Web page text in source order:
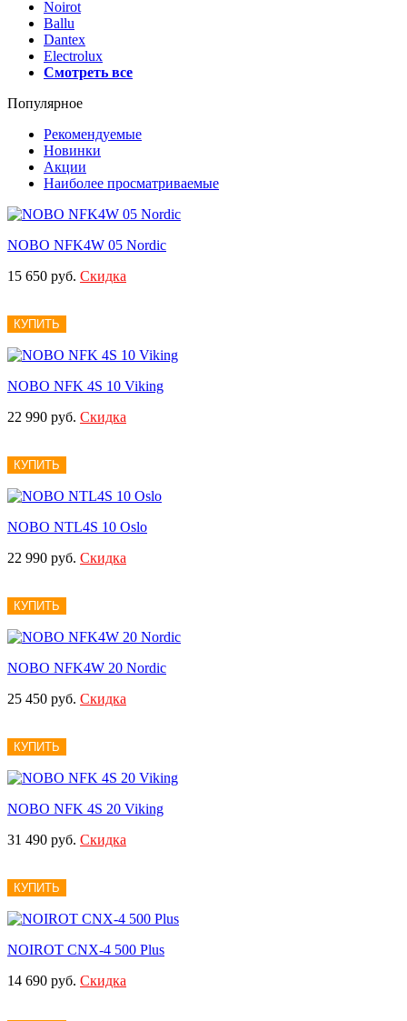
Noirot
Ballu
Dantex
Electrolux
Смотреть все
Популярное
Рекомендуемые
Новинки
Акции
Наиболее просматриваемые
NOBO NFK4W 05 Nordic
15 650 руб. Скидка
КУПИТЬ
NOBO NFK 4S 10 Viking
22 990 руб. Скидка
КУПИТЬ
NOBO NTL4S 10 Oslo
22 990 руб. Скидка
КУПИТЬ
NOBO NFK4W 20 Nordic
25 450 руб. Скидка
КУПИТЬ
NOBO NFK 4S 20 Viking
31 490 руб. Скидка
КУПИТЬ
NOIROT CNX-4 500 Plus
14 690 руб. Скидка